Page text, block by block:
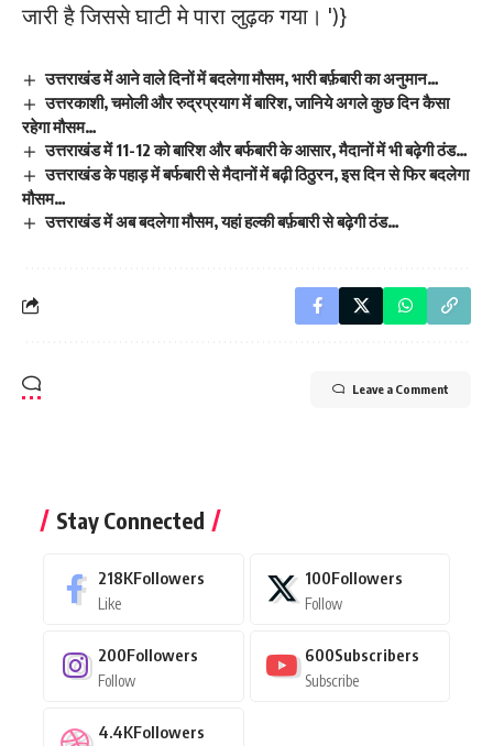
जारी है जिससे घाटी मे पारा लुढ़क गया। ')}
उत्तराखंड में आने वाले दिनों में बदलेगा मौसम, भारी बर्फ़बारी का अनुमान…
उत्तरकाशी, चमोली और रुद्रप्रयाग में बारिश, जानिये अगले कुछ दिन कैसा
रहेगा मौसम…
उत्तराखंड में 11-12 को बारिश और बर्फबारी के आसार, मैदानों में भी बढ़ेगी ठंड…
उत्तराखंड के पहाड़ में बर्फबारी से मैदानों में बढ़ी ठिठुरन, इस दिन से फिर बदलेगा
मौसम…
उत्तराखंड में अब बदलेगा मौसम, यहां हल्की बर्फ़बारी से बढ़ेगी ठंड…
Leave a Comment
Stay Connected
218KFollowers
Like
100Followers
Follow
200Followers
Follow
600Subscribers
Subscribe
4.4KFollowers